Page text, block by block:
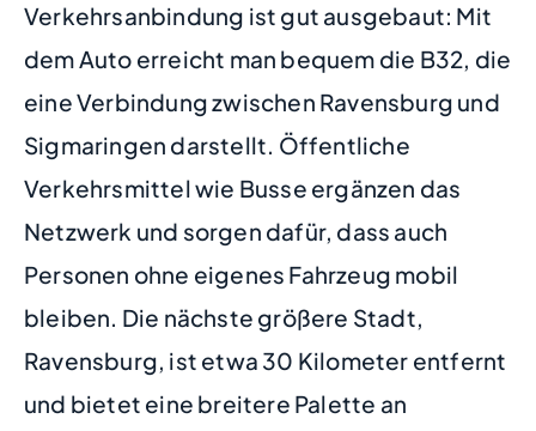
Verkehrsanbindung ist gut ausgebaut: Mit
dem Auto erreicht man bequem die B32, die
eine Verbindung zwischen Ravensburg und
Sigmaringen darstellt. Öffentliche
Verkehrsmittel wie Busse ergänzen das
Netzwerk und sorgen dafür, dass auch
Personen ohne eigenes Fahrzeug mobil
bleiben. Die nächste größere Stadt,
Ravensburg, ist etwa 30 Kilometer entfernt
und bietet eine breitere Palette an